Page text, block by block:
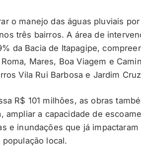
o manejo das águas pluviais
três bairros. A área de
da Bacia de Itapagipe,
Mares, Boa Viagem e
Vila Rui Barbosa e Jardim
R$ 101 milhões, as obras
ampliar a capacidade de
e inundações que já impactaram
local.